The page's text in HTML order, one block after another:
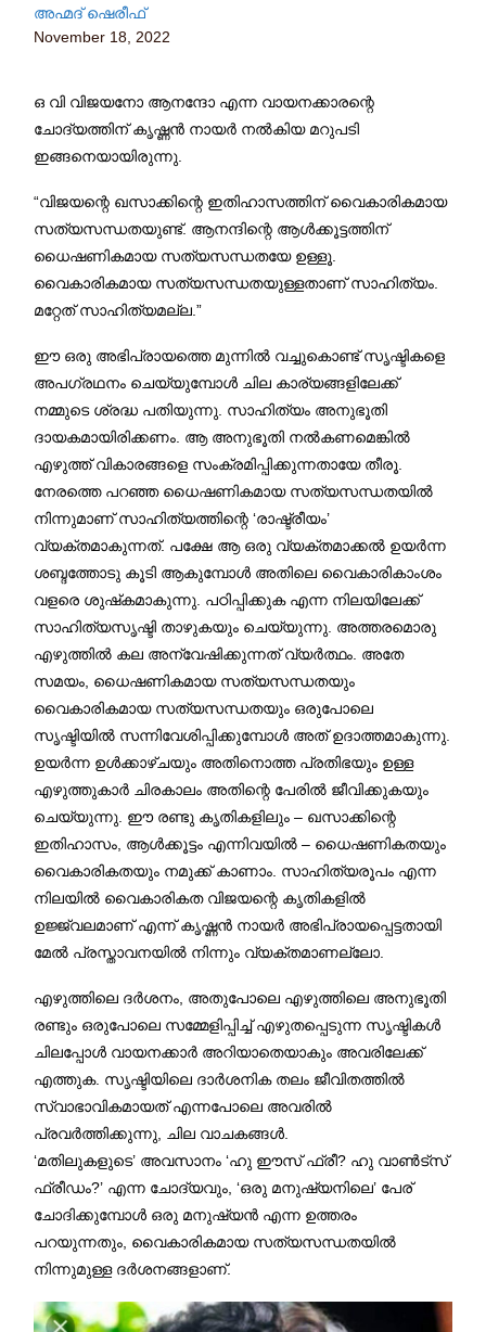
അഹ്മദ് ഷെരീഫ്
November 18, 2022
ഒ വി വിജയനോ ആനന്ദോ എന്ന വായനക്കാരന്റെ
ചോദ്യത്തിന് കൃഷ്ണൻ നായർ നൽകിയ മറുപടി
ഇങ്ങനെയായിരുന്നു.
“വിജയന്റെ ഖസാക്കിന്റെ ഇതിഹാസത്തിന് വൈകാരികമായ
സത്യസന്ധതയുണ്ട്. ആനന്ദിന്റെ ആൾക്കൂട്ടത്തിന്
ധൈഷണികമായ സത്യസന്ധതയേ ഉള്ളൂ.
വൈകാരികമായ സത്യസന്ധതയുള്ളതാണ് സാഹിത്യം.
മറ്റേത് സാഹിത്യമല്ല.”
ഈ ഒരു അഭിപ്രായത്തെ മുന്നിൽ വച്ചുകൊണ്ട് സൃഷ്ടികളെ
അപഗ്രഥനം ചെയ്യുമ്പോൾ ചില കാര്യങ്ങളിലേക്ക്
നമ്മുടെ ശ്രദ്ധ പതിയുന്നു. സാഹിത്യം അനുഭൂതി
ദായകമായിരിക്കണം. ആ അനുഭൂതി നൽകണമെങ്കിൽ
എഴുത്ത് വികാരങ്ങളെ സംക്രമിപ്പിക്കുന്നതായേ തീരൂ.
നേരത്തെ പറഞ്ഞ ധൈഷണികമായ സത്യസന്ധതയിൽ
നിന്നുമാണ് സാഹിത്യത്തിന്റെ ‘രാഷ്ട്രീയം’
വ്യക്തമാകുന്നത്. പക്ഷേ ആ ഒരു വ്യക്തമാക്കൽ ഉയർന്ന
ശബ്ദത്തോടു കൂടി ആകുമ്പോൾ അതിലെ വൈകാരികാംശം
വളരെ ശുഷ്‌കമാകുന്നു. പഠിപ്പിക്കുക എന്ന നിലയിലേക്ക്
സാഹിത്യസൃഷ്ടി താഴുകയും ചെയ്യുന്നു. അത്തരമൊരു
എഴുത്തിൽ കല അന്വേഷിക്കുന്നത് വ്യർത്ഥം. അതേ
സമയം, ധൈഷണികമായ സത്യസന്ധതയും
വൈകാരികമായ സത്യസന്ധതയും ഒരുപോലെ
സൃഷ്ടിയിൽ സന്നിവേശിപ്പിക്കുമ്പോൾ അത് ഉദാത്തമാകുന്നു.
ഉയർന്ന ഉൾക്കാഴ്ചയും അതിനൊത്ത പ്രതിഭയും ഉള്ള
എഴുത്തുകാർ ചിരകാലം അതിന്റെ പേരിൽ ജീവിക്കുകയും
ചെയ്യുന്നു. ഈ രണ്ടു കൃതികളിലും – ഖസാക്കിന്റെ
ഇതിഹാസം, ആൾക്കൂട്ടം എന്നിവയിൽ – ധൈഷണികതയും
വൈകാരികതയും നമുക്ക് കാണാം. സാഹിത്യരൂപം എന്ന
നിലയിൽ വൈകാരികത വിജയന്റെ കൃതികളിൽ
ഉജ്ജ്വലമാണ് എന്ന് കൃഷ്ണൻ നായർ അഭിപ്രായപ്പെട്ടതായി
മേൽ പ്രസ്താവനയിൽ നിന്നും വ്യക്തമാണല്ലോ.
എഴുത്തിലെ ദർശനം, അതുപോലെ എഴുത്തിലെ അനുഭൂതി
രണ്ടും ഒരുപോലെ സമ്മേളിപ്പിച്ച് എഴുതപ്പെടുന്ന സൃഷ്ടികൾ
ചിലപ്പോൾ വായനക്കാർ അറിയാതെയാകും അവരിലേക്ക്
എത്തുക. സൃഷ്ടിയിലെ ദാർശനിക തലം ജീവിതത്തിൽ
സ്വാഭാവികമായത് എന്നപോലെ അവരിൽ
പ്രവർത്തിക്കുന്നു, ചില വാചകങ്ങൾ.
‘മതിലുകളുടെ’ അവസാനം ‘ഹു ഈസ് ഫ്രീ? ഹു വാൺട്സ്
ഫ്രീഡം?’ എന്ന ചോദ്യവും, ‘ഒരു മനുഷ്യനിലെ’ പേര്
ചോദിക്കുമ്പോൾ ഒരു മനുഷ്യൻ എന്ന ഉത്തരം
പറയുന്നതും, വൈകാരികമായ സത്യസന്ധതയിൽ
നിന്നുമുള്ള ദർശനങ്ങളാണ്.